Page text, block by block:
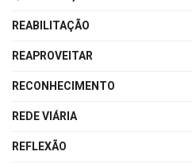
REABILITAÇÃO
REAPROVEITAR
RECONHECIMENTO
REDE VIÁRIA
REFLEXÃO